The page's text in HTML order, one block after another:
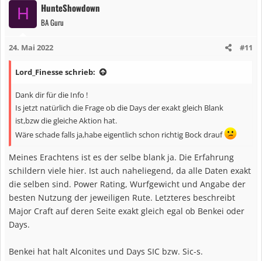
H HunteShowdown
BA Guru
24. Mai 2022 #11
Lord_Finesse schrieb:
Dank dir für die Info !
Is jetzt natürlich die Frage ob die Days der exakt gleich Blank
ist,bzw die gleiche Aktion hat.
Wäre schade falls ja,habe eigentlich schon richtig Bock drauf
Meines Erachtens ist es der selbe blank ja. Die Erfahrung
schildern viele hier. Ist auch naheliegend, da alle Daten exakt
die selben sind. Power Rating, Wurfgewicht und Angabe der
besten Nutzung der jeweiligen Rute. Letzteres beschreibt
Major Craft auf deren Seite exakt gleich egal ob Benkei oder
Days.
Benkei hat halt Alconites und Days SIC bzw. Sic-s.